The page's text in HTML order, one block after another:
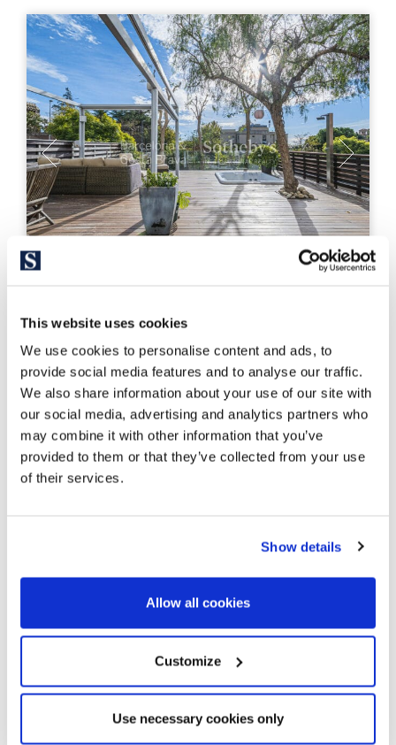
This website uses cookies
We use cookies to personalise content and ads, to
provide social media features and to analyse our traffic.
We also share information about your use of our site with
our social media, advertising and analytics partners who
may combine it with other information that you’ve
provided to them or that they’ve collected from your use
of their services.
Show details
Allow all cookies
Customize
Use necessary cookies only
1.840.000 €
Huis in Bonanova met panoramisch
uitzicht
300 m²